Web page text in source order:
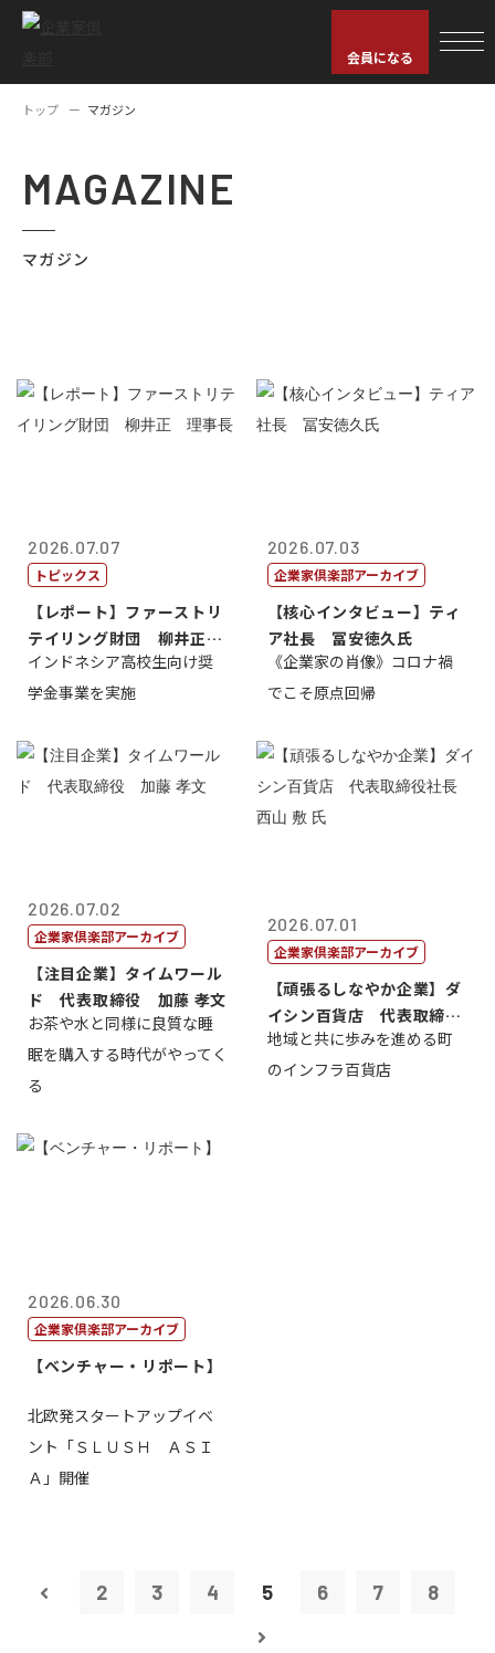
会員になる
トップ マガジン
MAGAZINE
マガジン
2026.07.07
トピックス
【レポート】ファーストリ
テイリング財団 柳井正
理事長
インドネシア高校生向け奨
学金事業を実施
2026.07.03
企業家倶楽部アーカイブ
【核心インタビュー】ティ
ア社長 冨安徳久氏
《企業家の肖像》コロナ禍
でこそ原点回帰
2026.07.02
企業家倶楽部アーカイブ
【注目企業】タイムワール
ド 代表取締役 加藤 孝文
お茶や水と同様に良質な睡
眠を購入する時代がやってく
る
2026.07.01
企業家倶楽部アーカイブ
【頑張るしなやか企業】ダ
イシン百貨店 代表取締役
社長 西山 ...
地域と共に歩みを進める町
のインフラ百貨店
2026.06.30
企業家倶楽部アーカイブ
【ベンチャー・リポート】
北欧発スタートアップイベ
ント「ＳＬＵＳＨ ＡＳＩ
Ａ」開催
2 3 4 5 6 7 8